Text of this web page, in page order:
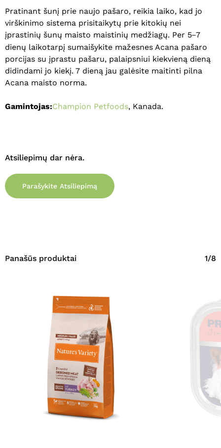
Pratinant šunį prie naujo pašaro, reikia laiko, kad jo
virškinimo sistema prisitaikytų prie kitokių nei
įprastinių šunų maisto maistinių medžiagų. Per 5–7
dienų laikotarpį sumaišykite mažesnes Acana pašaro
porcijas su įprastu pašaru, palaipsniui kiekvieną dieną
didindami jo kiekį. 7 dieną jau galėsite maitinti pilna
Acana maisto norma.
Gamintojas:Champion Petfoods, Kanada.
Atsiliepimų dar nėra.
Parašykite Atsiliepimą
Panašūs produktai 1/8